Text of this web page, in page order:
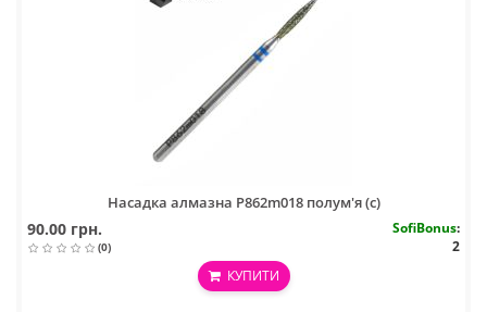
Насадка алмазна P862m018 полум'я (с)
90.00 грн.
(0)
SofiBonus:
2
КУПИТИ